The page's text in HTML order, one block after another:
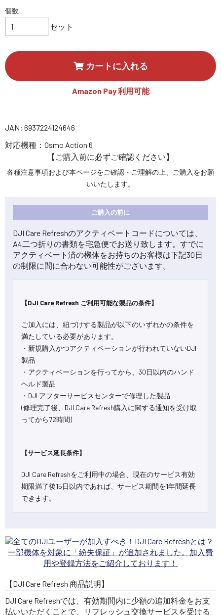
SEKIDO
コーポレートサイト
個数
セット
カートに入れる
Amazon Pay 利用可能
JAN: 6937224124646
対応機種：Osmo Action 6
【ご購入前に必ずご確認ください】
各種注意事項および本ページをご確認・ご理解の上、ご購入をお願
いいたします。
ご購入の前に
DJI Care Refreshのアクティベートコードについては、
A4二つ折りの書類を宅急便でお送り致します。すでに
アクティベート済の機体をお持ちのお客様は下記30日
の制限に間に合わない可能性がございます。
【DJI Care Refresh ご利用可能な製品の条件】
ご加入には、紐づけする製品が以下のいずれかの条件を
満たしている必要があります。
・新規購入かつアクティベーションが行われていないDJI
製品
・アクティベーションを行ってから、30日以内のハンド
ヘルド製品
・DJI アフターサービスセンターで修理した製品
(修理完了後、DJI Care Refresh購入に関する通知を受け取
ってから72時間)
【サービス延長条件】
DJI Care Refreshをご利用中の場合、現在のサービス有効
期限満了後15日以内であれば、サービス期間を1年間延長
できます。
一部機体を対象に「紛失保証」が追加されました。加入費
用や登録方法をご紹介しております！
【DJI Care Refresh 商品説明】
DJI Care Refreshでは、有効期間内に少額の追加料金をお支
払いいただくことで、リフレッシュ交換サービスを受ける